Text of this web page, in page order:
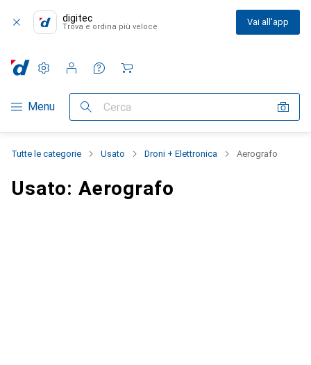
digitec
Trova e ordina più veloce Vai all'app
Categoria Navigazione
Menu Cerca
Impostazioni
Conto cliente
Liste di confronto
Liste dei desideri
Carrello
Tutte le categorie Usato Droni + Elettronica Aerografo
Usato: Aerografo